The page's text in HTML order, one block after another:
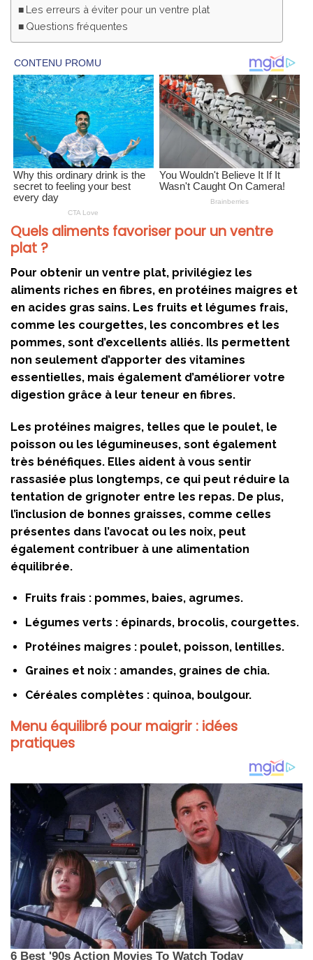
Les erreurs à éviter pour un ventre plat
Questions fréquentes
Quels aliments favoriser pour un ventre
plat ?
Pour obtenir un ventre plat, privilégiez les
aliments riches en fibres, en protéines maigres et
en acides gras sains. Les fruits et légumes frais,
comme les courgettes, les concombres et les
pommes, sont d’excellents alliés. Ils permettent
non seulement d’apporter des vitamines
essentielles, mais également d’améliorer votre
digestion grâce à leur teneur en fibres.
Les protéines maigres, telles que le poulet, le
poisson ou les légumineuses, sont également
très bénéfiques. Elles aident à vous sentir
rassasiée plus longtemps, ce qui peut réduire la
tentation de grignoter entre les repas. De plus,
l’inclusion de bonnes graisses, comme celles
présentes dans l’avocat ou les noix, peut
également contribuer à une alimentation
équilibrée.
Fruits frais : pommes, baies, agrumes.
Légumes verts : épinards, brocolis, courgettes.
Protéines maigres : poulet, poisson, lentilles.
Graines et noix : amandes, graines de chia.
Céréales complètes : quinoa, boulgour.
Menu équilibré pour maigrir : idées
pratiques